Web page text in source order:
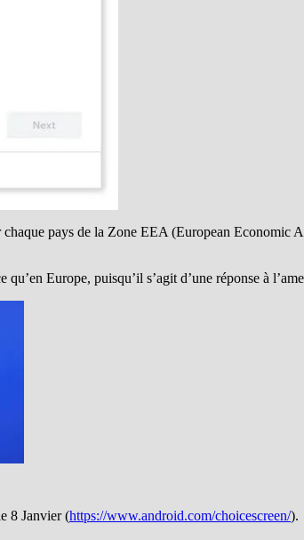
chaque pays de la Zone EEA (European Economic
qu’en Europe, puisqu’il s’agit d’une réponse à
8 Janvier (https://www.android.com/choicescreen/).